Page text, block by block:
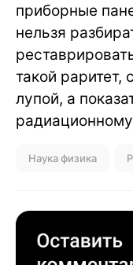
приборные
нельзя
такой раритет,
лупой, а
Наука физика